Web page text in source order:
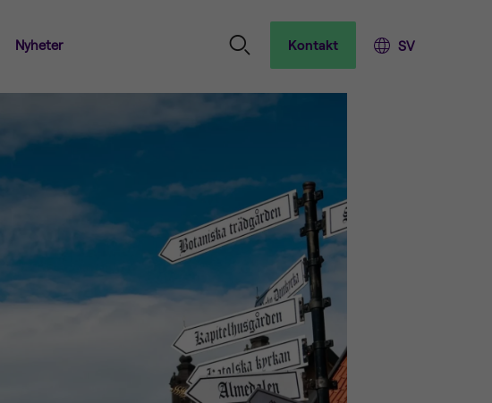
Nyheter Kontakt